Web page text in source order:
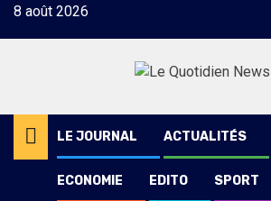
Skip8 août 2026
LE JOURNAL ACTUALITÉS
ECONOMIE EDITO SPORT